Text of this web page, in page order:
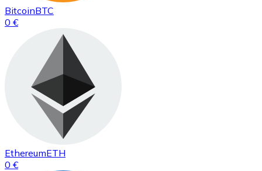
BitcoinBTC
0 €
EthereumETH
0 €